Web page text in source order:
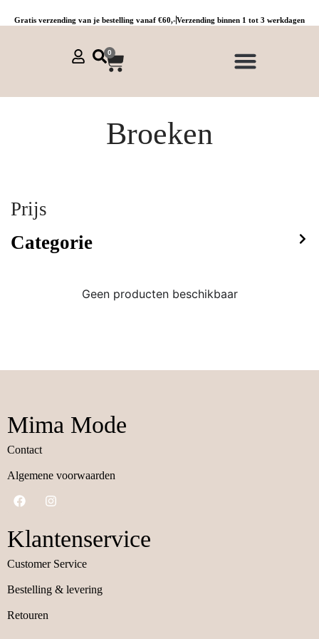
Gratis verzending van je bestelling vanaf €60,-Verzending binnen 1 tot 3 werkdagen
0
Broeken
Prijs
Categorie
Geen producten beschikbaar
Mima Mode
Contact
Algemene voorwaarden
Klantenservice
Customer Service
Bestelling & levering
Retouren